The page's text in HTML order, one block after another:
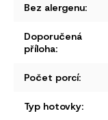
Bez alergenu:
Doporučená
příloha:
Počet porcí:
Typ hotovky: